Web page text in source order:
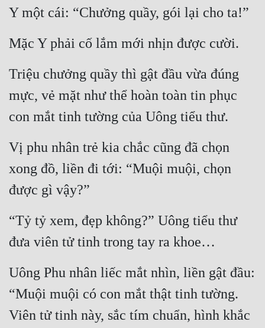
Y một cái: “Chưởng quầy, gói lại cho ta!”
Mặc Y phải cố lắm mới nhịn được cười.
Triệu chưởng quầy thì gật đầu vừa đúng
mực, vẻ mặt như thể hoàn toàn tin phục
con mắt tinh tường của Uông tiểu thư.
Vị phu nhân trẻ kia chắc cũng đã chọn
xong đồ, liền đi tới: “Muội muội, chọn
được gì vậy?”
“Tỷ tỷ xem, đẹp không?” Uông tiểu thư
đưa viên tử tinh trong tay ra khoe…
Uông Phu nhân liếc mắt nhìn, liền gật đầu:
“Muội muội có con mắt thật tinh tường.
Viên tử tinh này, sắc tím chuẩn, hình khắc